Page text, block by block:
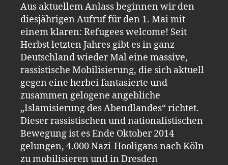
Aus aktuellem Anlass beginnen wir den
diesjährigen Aufruf für den 1. Mai mit
einem klaren: Refugees welcome! Seit
Herbst letzten Jahres gibt es in ganz
Deutschland wieder Mal eine massive,
rassistische Mobilisierung, die sich aktuell
gegen eine herbei fantasierte und
zusammen gelogene angebliche
„Islamisierung des Abendlandes“ richtet.
Dieser rassistischen und nationalistischen
Bewegung ist es Ende Oktober 2014
gelungen, 4.000 Nazi-Hooligans nach Köln
zu mobilisieren und in Dresden